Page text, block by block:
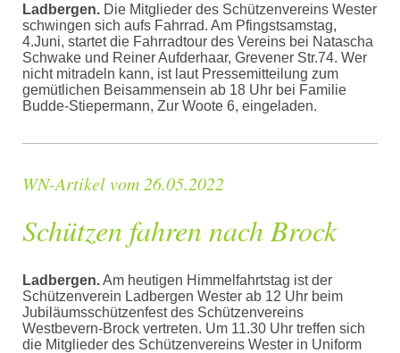
Ladbergen. Die Mitglieder des Schützenvereins Wester
schwingen sich aufs Fahrrad. Am Pfingstsamstag,
4.Juni, startet die Fahrradtour des Vereins bei Natascha
Schwake und Reiner Aufderhaar, Grevener Str.74. Wer
nicht mitradeln kann, ist laut Pressemitteilung zum
gemütlichen Beisammensein ab 18 Uhr bei Familie
Budde-Stiepermann, Zur Woote 6, eingeladen.
WN-Artikel vom 26.05.2022
Schützen fahren nach Brock
Ladbergen.Am heutigen Himmelfahrtstag ist der
Schützenverein Ladbergen Wester ab 12 Uhr beim
Jubiläumsschützenfest des Schützenvereins
Westbevern-Brock vertreten. Um 11.30 Uhr treffen sich
die Mitglieder des Schützenvereins Wester in Uniform